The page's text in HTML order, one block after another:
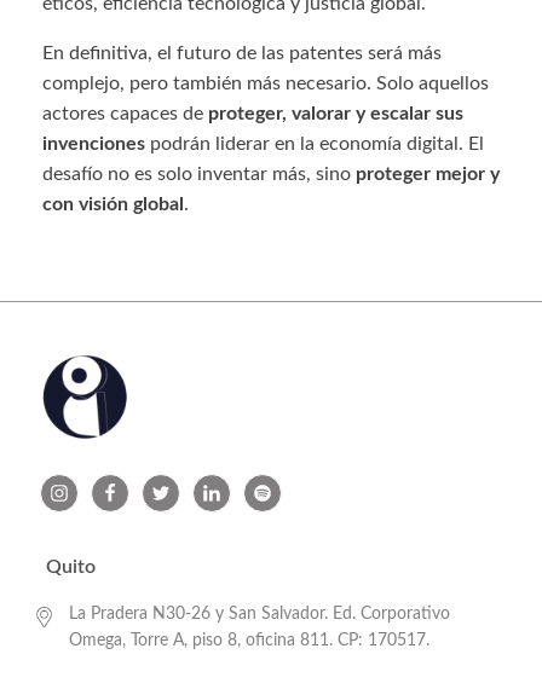
En definitiva, el futuro de las patentes será más
complejo, pero también más necesario. Solo aquellos
actores capaces de proteger, valorar y escalar sus
invenciones podrán liderar en la economía digital. El
desafío no es solo inventar más, sino proteger mejor y
con visión global .
Quito
La Pradera N30-26 y San Salvador. Ed. Corporativo
Omega, Torre A, piso 8, oficina 811. CP: 170517.